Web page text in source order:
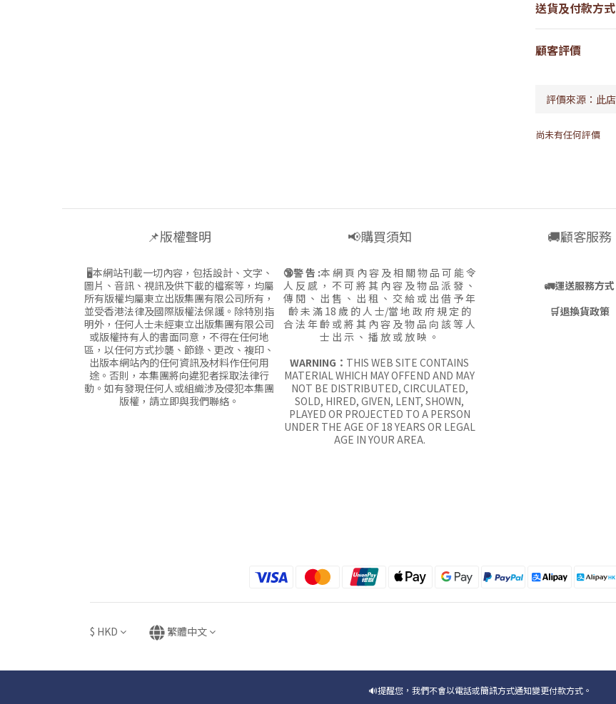
送貨及付款方式
顧客評價
尚未有任何評價
📌版權聲明
🖥本網站刊載一切內容，包括設計、文字、
圖片、音訊、視訊及供下載的檔案等，均屬
所有版權均屬東立出版集團有限公司所有，
並受香港法律及國際版權法保護。除特別指
明外，任何人士未經東立出版集團有限公司
或版權持有人的書面同意，不得在任何地
區，以任何方式抄襲、節錄、更改、複印、
出版本網站內的任何資訊及材料作任何用
途。否則，本集團將向違犯者採取法律行
動。如有發現任何人或組織涉及侵犯本集團
版權，請立即與我們聯絡。
📢購買須知
🔞警 告 :本 網 頁 內 容 及 相 關 物 品 可 能 令
人 反 感 ， 不 可 將 其 內 容 及 物 品 派 發 、
傳 閱 、 出 售 、 出 租 、 交 給 或 出 借 予 年
齡 未 滿 18 歲 的 人 士/當 地 政 府 規 定 的
合 法 年 齡 或 將 其 內 容 及 物 品 向 該 等 人
士 出 示 、 播 放 或 放 映 。
WARNING： THIS WEB SITE CONTAINS
MATERIAL WHICH MAY OFFEND AND MAY
NOT BE DISTRIBUTED, CIRCULATED,
SOLD, HIRED, GIVEN, LENT, SHOWN,
PLAYED OR PROJECTED TO A PERSON
UNDER THE AGE OF 18 YEARS OR LEGAL
AGE IN YOUR AREA.
🚚顧客服務
🚛運送服務方式
🛒退換貨政策
$ HKD 繁體中文
🔊提醒您，我們不會以電話或簡訊方式通知變更付款方式。